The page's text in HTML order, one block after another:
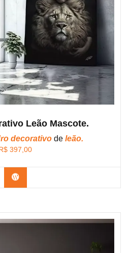
Leão Mascote.
decorativo de leão.
397,00
Confira os modelos